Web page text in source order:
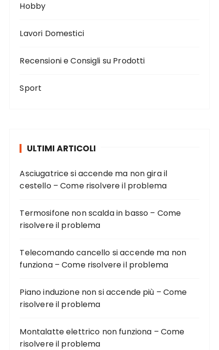
Hobby
Lavori Domestici
Recensioni e Consigli su Prodotti
Sport
ULTIMI ARTICOLI
Asciugatrice si accende ma non gira il
cestello – Come risolvere il problema
Termosifone non scalda in basso – Come
risolvere il problema
Telecomando cancello si accende ma non
funziona – Come risolvere il problema
Piano induzione non si accende più – Come
risolvere il problema
Montalatte elettrico non funziona – Come
risolvere il problema